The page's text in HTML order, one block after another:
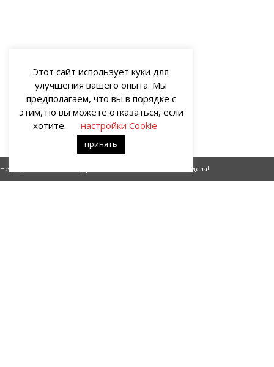
Человек дела!
Этот сайт использует куки для
улучшения вашего опыта. Мы
предполагаем, что вы в порядке с
этим, но вы можете отказаться, если
хотите.
настройки Cookie
принять